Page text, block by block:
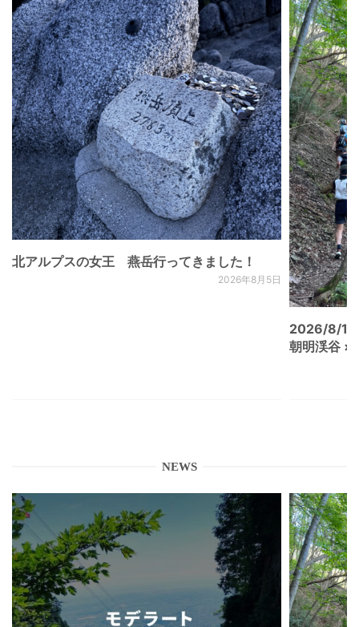
北アルプスの女王 燕岳行ってきました！
2026年8月5日
2026/8/
朝明渓谷 ×
NEWS